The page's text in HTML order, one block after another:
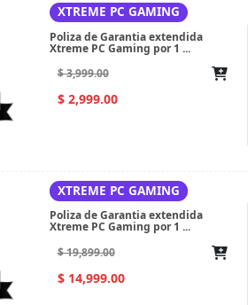
XTREME PC GAMING
Poliza de Garantia extendida
Xtreme PC Gaming por 1 ...
$ 3,999.00
$ 2,999.00
XTREME PC GAMING
Poliza de Garantia extendida
Xtreme PC Gaming por 1 ...
$ 19,899.00
$ 14,999.00